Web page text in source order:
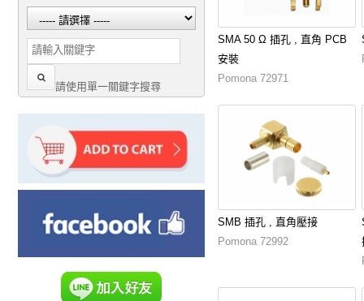
請使用單一關鍵字搜尋
SMA 50 Ω 插孔 , 直角 PCB
安裝
Pomona 72971
SMB 插孔 , 直角壓接
Pomona 72992